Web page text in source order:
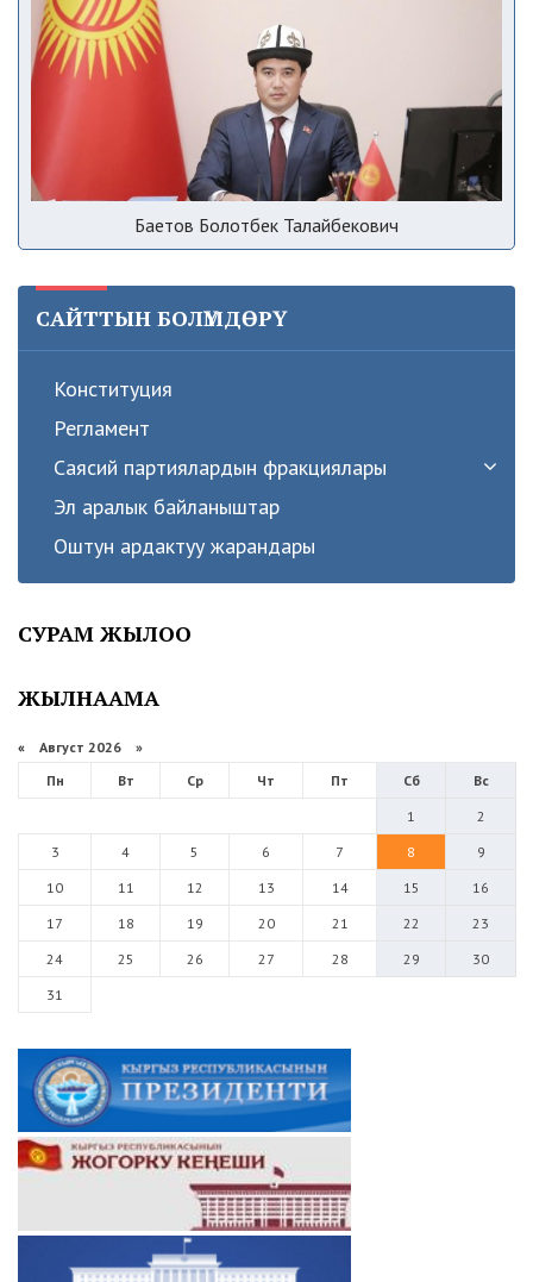
Баетов Болотбек Талайбекович
САЙТТЫН БОЛҮМДӨРҮ
Конституция
Регламент
Саясий партиялардын фракциялары
Эл аралык байланыштар
Оштун ардактуу жарандары
СУРАМ ЖЫЛОО
ЖЫЛНААМА
« Август 2026 »
Пн
Вт Ср Чт Пт Сб
Вс
1
2
3
4 5 6 7 8
9
10
11 12 13 14 15
16
17
18 19 20 21 22
23
24
25 26 27 28 29
30
31